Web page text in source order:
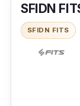
Bentuknya
adanya
punya
digunakan
SFIDN
SFIDN FITS